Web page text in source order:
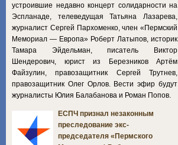
устроившие недавно концерт солидарности на
Эспланаде, телеведущая Татьяна Лазарева,
журналист Сергей Пархоменко, член «Пермский
Мемориал — Европа» Роберт Латыпов, историк
Тамара Эйдельман, писатель Виктор
Шендерович, юрист из Березников Артём
Файзулин, правозащитник Сергей Трутнев,
правозащитник Олег Орлов. Вести эфир будут
журналисты Юлия Балабанова и Роман Попов.
ЕСПЧ признал незаконным
преследование экс-
председателя «Пермского